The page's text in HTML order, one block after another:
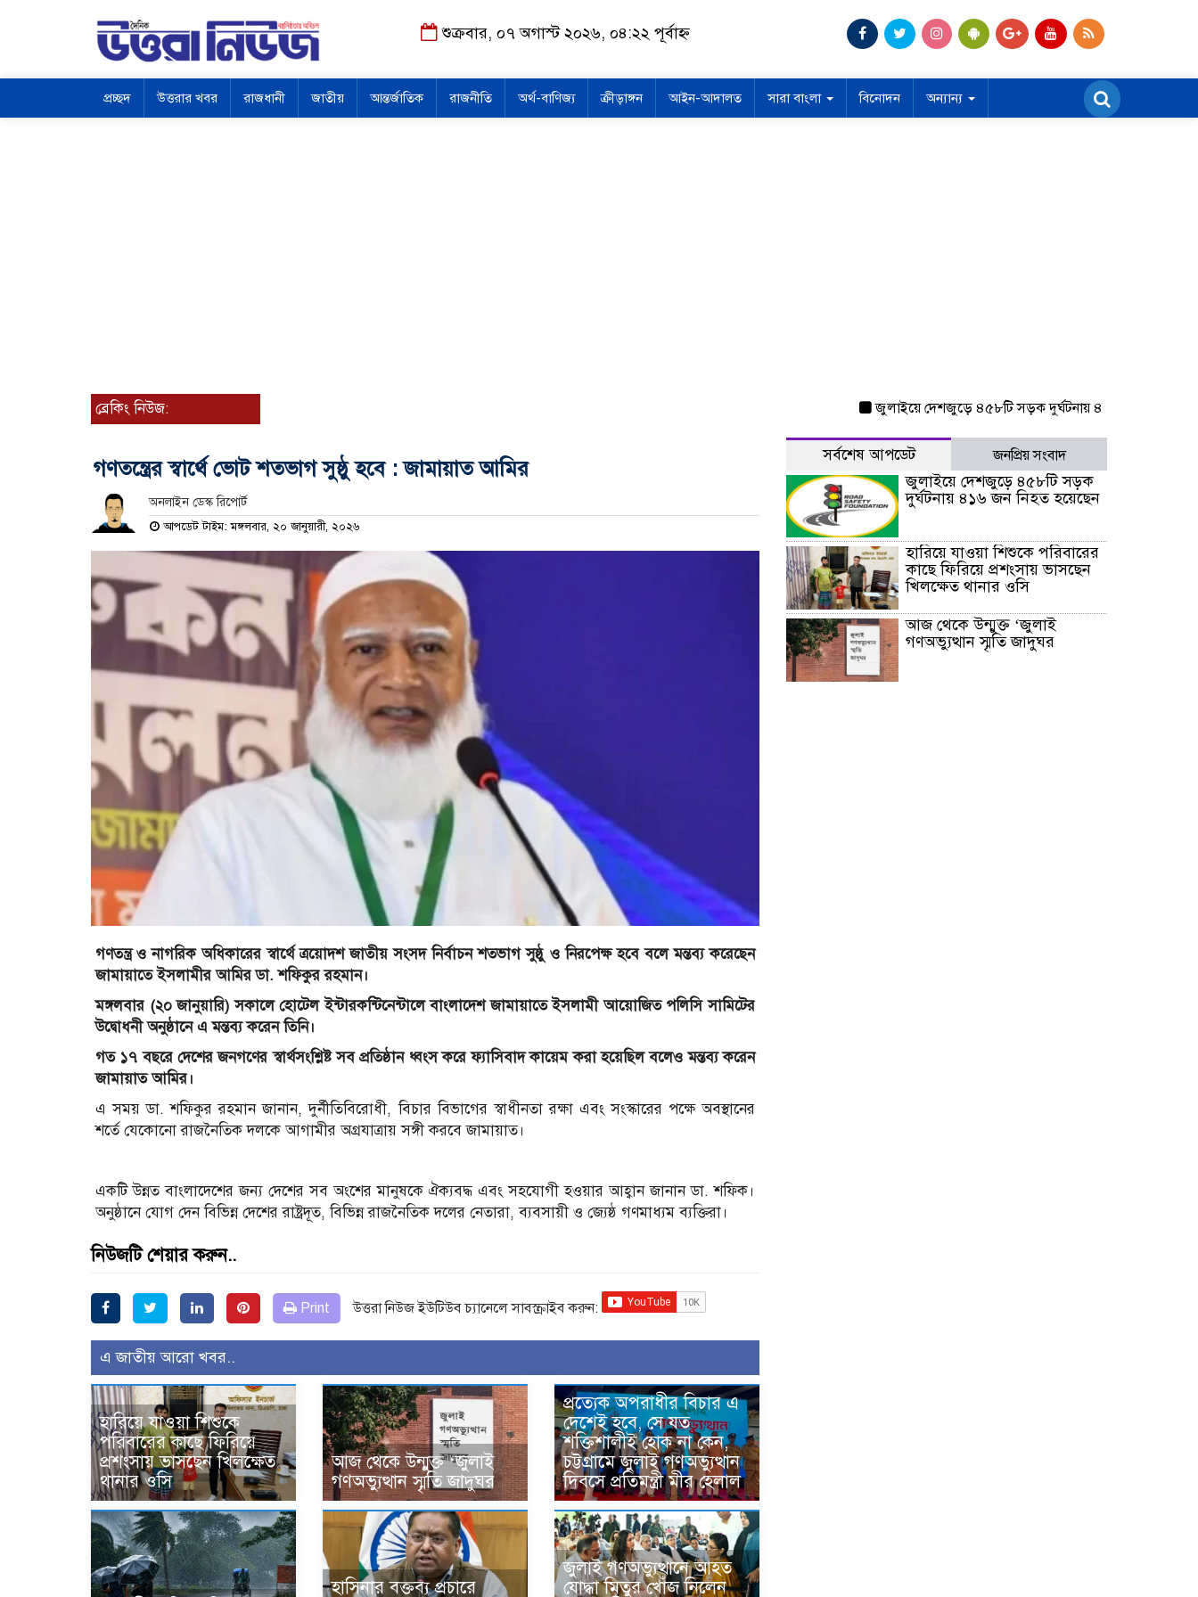
শুক্রবার, ০৭ অগাস্ট ২০২৬, ০৪:২২ পূর্বাহ্ন
প্রচ্ছদ উত্তরার খবর রাজধানী জাতীয় আন্তর্জাতিক রাজনীতি অর্থ-বাণিজ্য ক্রীড়াঙ্গন আইন-আদালত সারা বাংলা বিনোদন অন্যান্য
ব্রেকিং নিউজ: জুলাইয়ে দেশজুড়ে ৪৫৮টি সড়ক দুর্ঘটনায় ৪১৬ জন নিহত হয়েছেন
গণতন্ত্রের স্বার্থে ভোট শতভাগ সুষ্ঠু হবে : জামায়াত আমির
অনলাইন ডেস্ক রিপোর্ট
আপডেট টাইম: মঙ্গলবার, ২০ জানুয়ারী, ২০২৬
গণতন্ত্র ও নাগরিক অধিকারের স্বার্থে ত্রয়োদশ জাতীয় সংসদ নির্বাচন শতভাগ সুষ্ঠু ও নিরপেক্ষ হবে বলে মন্তব্য করেছেন
জামায়াতে ইসলামীর আমির ডা. শফিকুর রহমান।
মঙ্গলবার (২০ জানুয়ারি) সকালে হোটেল ইন্টারকন্টিনেন্টালে বাংলাদেশ জামায়াতে ইসলামী আয়োজিত পলিসি সামিটের
উদ্বোধনী অনুষ্ঠানে এ মন্তব্য করেন তিনি।
গত ১৭ বছরে দেশের জনগণের স্বার্থসংশ্লিষ্ট সব প্রতিষ্ঠান ধ্বংস করে ফ্যাসিবাদ কায়েম করা হয়েছিল বলেও মন্তব্য করেন
জামায়াত আমির।
এ সময় ডা. শফিকুর রহমান জানান, দুর্নীতিবিরোধী, বিচার বিভাগের স্বাধীনতা রক্ষা এবং সংস্কারের পক্ষে অবস্থানের
শর্তে যেকোনো রাজনৈতিক দলকে আগামীর অগ্রযাত্রায় সঙ্গী করবে জামায়াত।
একটি উন্নত বাংলাদেশের জন্য দেশের সব অংশের মানুষকে ঐক্যবদ্ধ এবং সহযোগী হওয়ার আহ্বান জানান ডা. শফিক।
অনুষ্ঠানে যোগ দেন বিভিন্ন দেশের রাষ্ট্রদূত, বিভিন্ন রাজনৈতিক দলের নেতারা, ব্যবসায়ী ও জ্যেষ্ঠ গণমাধ্যম ব্যক্তিরা।
নিউজটি শেয়ার করুন..
Print উত্তরা নিউজ ইউটিউব চ্যানেলে সাবস্ক্রাইব করুন:
এ জাতীয় আরো খবর..
হারিয়ে যাওয়া শিশুকে
পরিবারের কাছে ফিরিয়ে
প্রশংসায় ভাসছেন খিলক্ষেত
থানার ওসি
আজ থেকে উন্মুক্ত ‘জুলাই
গণঅভ্যুত্থান স্মৃতি জাদুঘর
প্রত্যেক অপরাধীর বিচার এ
দেশেই হবে, সে যত
শক্তিশালীই হোক না কেন,
চট্টগ্রামে জুলাই গণঅভ্যুত্থান
দিবসে প্রতিমন্ত্রী মীর হেলাল
হাসিনার বক্তব্য প্রচারে
জুলাই গণঅভ্যুত্থানে আহত
যোদ্ধা মিতুর খোঁজ নিলেন
সর্বশেষ আপডেট জনপ্রিয় সংবাদ
জুলাইয়ে দেশজুড়ে ৪৫৮টি সড়ক
দুর্ঘটনায় ৪১৬ জন নিহত হয়েছেন
হারিয়ে যাওয়া শিশুকে পরিবারের
কাছে ফিরিয়ে প্রশংসায় ভাসছেন
খিলক্ষেত থানার ওসি
আজ থেকে উন্মুক্ত ‘জুলাই
গণঅভ্যুত্থান স্মৃতি জাদুঘর